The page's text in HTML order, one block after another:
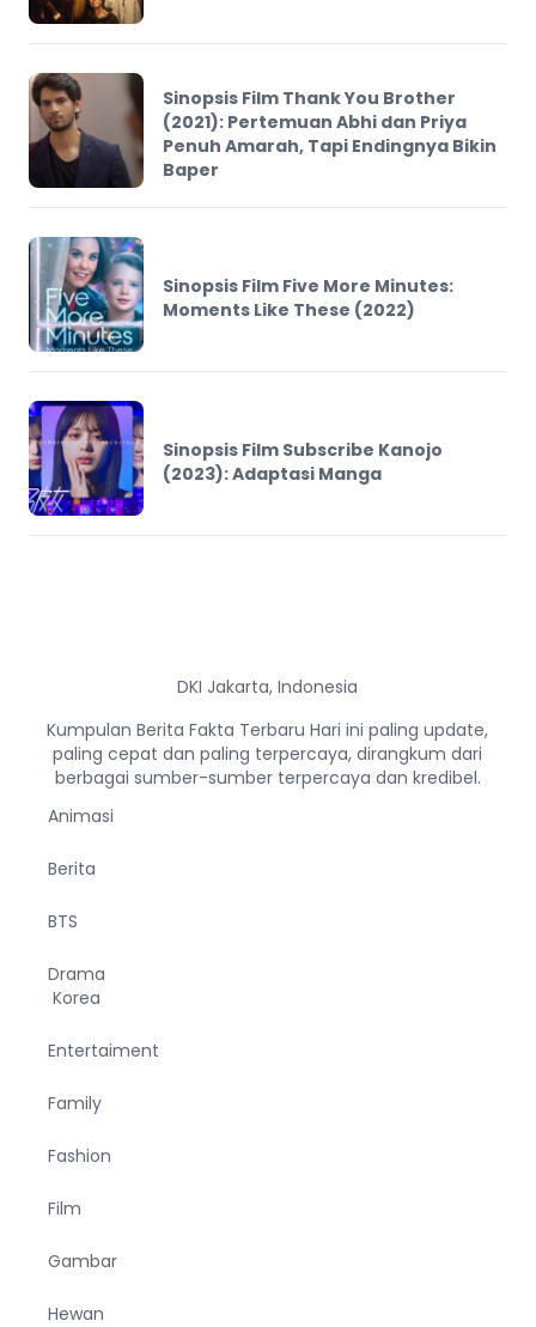
Sinopsis Film Thank You Brother
(2021): Pertemuan Abhi dan Priya
Penuh Amarah, Tapi Endingnya Bikin
Baper
Sinopsis Film Five More Minutes:
Moments Like These (2022)
Sinopsis Film Subscribe Kanojo
(2023): Adaptasi Manga
DKI Jakarta, Indonesia
Kumpulan Berita Fakta Terbaru Hari ini paling update,
paling cepat dan paling terpercaya, dirangkum dari
berbagai sumber-sumber terpercaya dan kredibel.
Animasi
Berita
BTS
Drama
Korea
Entertaiment
Family
Fashion
Film
Gambar
Hewan